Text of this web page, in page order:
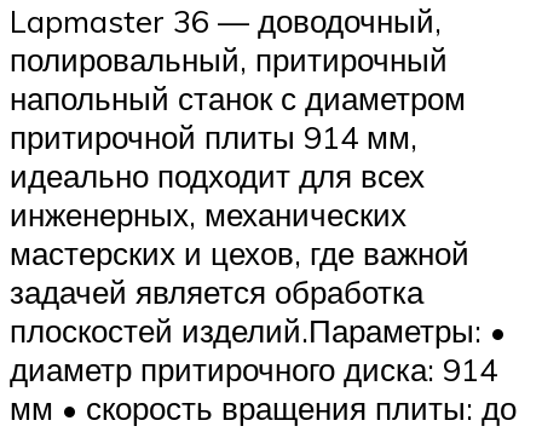
Lapmaster 36 — доводочный,
полировальный, притирочный
напольный станок с диаметром
притирочной плиты 914 мм,
идеально подходит для всех
инженерных, механических
мастерских и цехов, где важной
задачей является обработка
плоскостей изделий.Параметры: •
диаметр притирочного диска: 914
мм • скорость вращения плиты: до